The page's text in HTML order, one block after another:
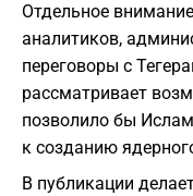
Отдельное
аналитиков,
переговоры с
рассматривает
позволило бы
к созданию
В публикации